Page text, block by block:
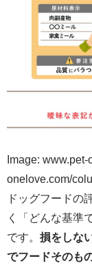
Image:
onelove.com/
ドッグフードの
く「どんな基準
です。 損をしな
でフードそのも